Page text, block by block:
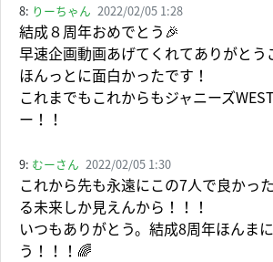
8: りーちゃん 2022/02/05 1:28
結成８周年おめでとう🎉
早速企画動画あげてくれてありがと
ほんっとに面白かったです！
これまでもこれからもジャニーズ
ー！！
9: むーさん 2022/02/05 1:30
これから先も永遠にこの7人で良かっ
る未来しか見えんから！！！
いつもありがとう。結成8周年ほんま
う！！！🌈